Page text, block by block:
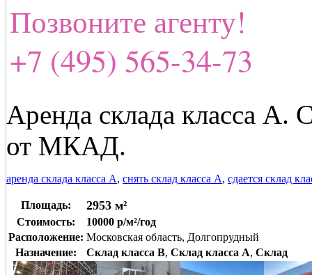
Позвоните агенту!
+7 (495) 565-34-73
Аренда склада класса А.
от МКАД.
аренда склада класса А, снять склад класса А, сдается склад
Площадь: 2953 м²
Стоимость:
10000 р/м²/год
Расположение: Московская область, Долгопрудный
Назначение:
Склад класса B, Склад класса A, Склад